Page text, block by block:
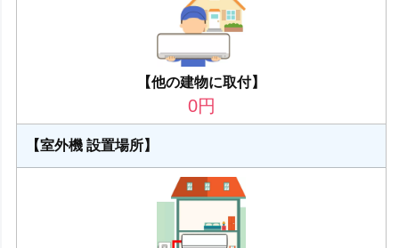
【他の建物に取付】
0円
【室外機 設置場所】